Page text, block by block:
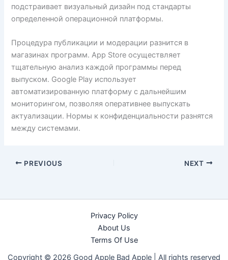
подстраивает визуальный дизайн под стандарты
определенной операционной платформы.
Процедура публикации и модерации разнится в
магазинах программ. App Store осуществляет
тщательную анализ каждой программы перед
выпуском. Google Play использует
автоматизированную платформу с дальнейшим
мониторингом, позволяя оперативнее выпускать
актуализации. Нормы к конфиденциальности разнятся
между системами.
PREVIOUS NEXT
Privacy Policy
About Us
Terms Of Use
Copyright © 2026 Good Apple Bad Apple | All rights reserved